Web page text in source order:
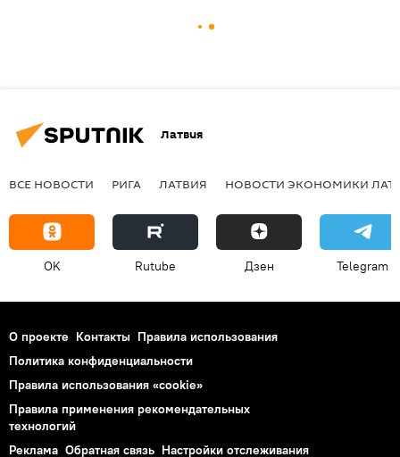
Латвия
ВСЕ НОВОСТИ РИГА ЛАТВИЯ НОВОСТИ ЭКОНОМИКИ
OK Rutube Дзен Telegram
О проекте Контакты Правила использования
Политика конфиденциальности
Правила использования «cookie»
Правила применения рекомендательных
технологий
Реклама Обратная связь Настройки отслеживания